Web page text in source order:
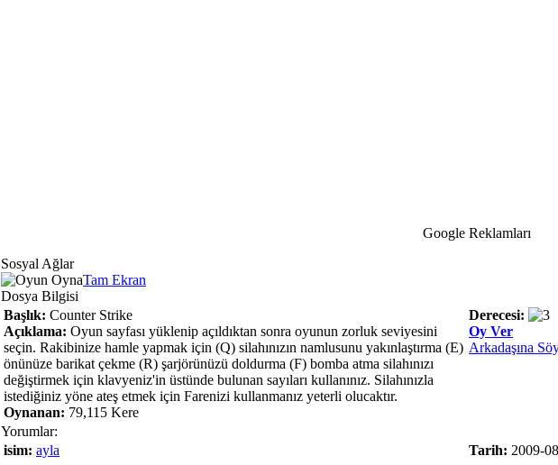
Google Reklamları
Sosyal Ağlar
Tam Ekran
Dosya Bilgisi
Başlık: Counter Strike
Açıklama: Oyun sayfası yüklenip açıldıktan sonra oyunun zorluk seviyesini
seçin. Rakibinize hamle yapmak için (Q) silahınızın namlusunu yakınlaştırma (E)
önünüze barikat çekme (R) şarjörünüzü doldurma (F) bomba atma silahınızı
değiştirmek için klavyeniz'in üstünde bulunan sayıları kullanınız. Silahınızla
istediğiniz yöne ateş etmek için Farenizi kullanmanız yeterli olucaktır.
Oynanan: 79,115 Kere
Derecesi:
Oy Ver
Arkadaşına
Yorumlar:
isim: ayla Tarih: 2009-